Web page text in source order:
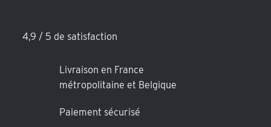
4,9 / 5 de satisfaction
Livraison en France
métropolitaine et Belgique
Paiement sécurisé